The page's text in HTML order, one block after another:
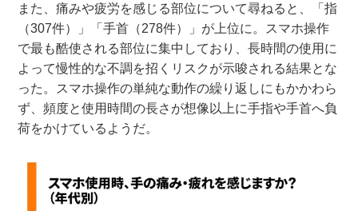
また、痛みや疲労を感じる部位について尋ねると、「指
（307件）」「手首（278件）」が上位に。スマホ操作
で最も酷使される部位に集中しており、長時間の使用に
よって慢性的な不調を招くリスクが示唆される結果とな
った。スマホ操作の単純な動作の繰り返しにもかかわら
ず、頻度と使用時間の長さが想像以上に手指や手首へ負
荷をかけているようだ。